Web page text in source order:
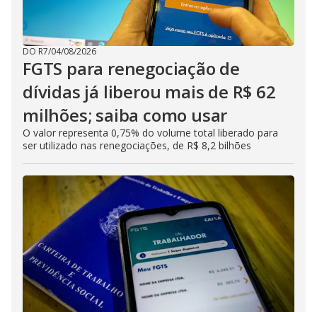
DO R7/04/08/2026
FGTS para renegociação de
dívidas já liberou mais de R$ 62
milhões; saiba como usar
O valor representa 0,75% do volume total liberado para
ser utilizado nas renegociações, de R$ 8,2 bilhões